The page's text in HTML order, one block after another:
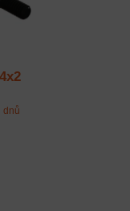
dnů